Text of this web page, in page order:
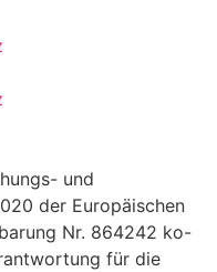
und
der Europäischen
Nr. 864242 ko-
für die